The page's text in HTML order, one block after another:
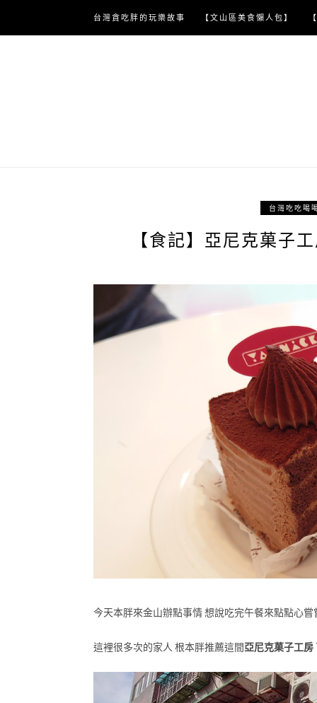
content
台灣貪吃胖的玩樂故事 【文山區美食懶人包】
台灣吃吃喝
【食記】亞尼克菓子
今天本胖來金山辦點事情 想說吃完午餐來點點心嘗
這裡很多次的家人 根本胖推薦這間亞尼克菓子工房